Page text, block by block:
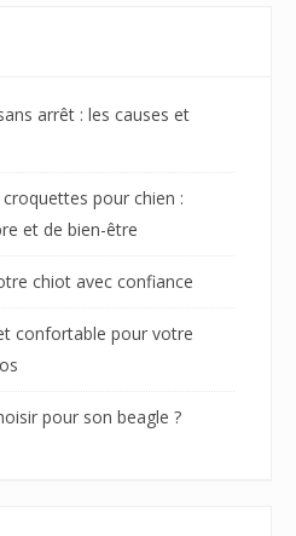
arrêt : les causes et
pour chien :
et de bien-être
chiot avec confiance
confortable pour votre
pour son beagle ?